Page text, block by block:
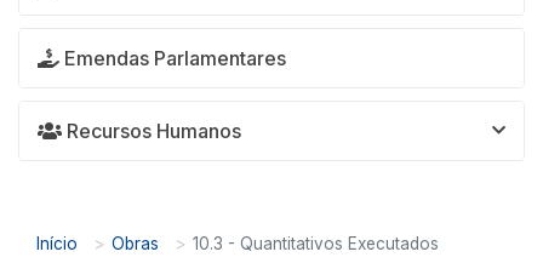
Emendas Parlamentares
Recursos Humanos
Início Obras 10.3 - Quantitativos Executados